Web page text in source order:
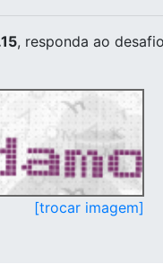
, responda ao
[trocar imagem]